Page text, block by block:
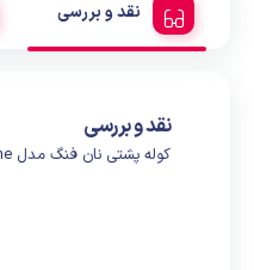
نقد و بررسی
نقد و بررسی
کوله پشتی نان فنگ مدل BikeOne